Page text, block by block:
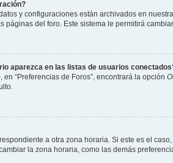
y configuraciones están archivados en
páginas del foro. Este sistema le permitirá
aparezca en las listas de usuarios
“Preferencias de Foros”, encontrará la opción
a otra zona horaria. Si este es el
la zona horaria, como las demás